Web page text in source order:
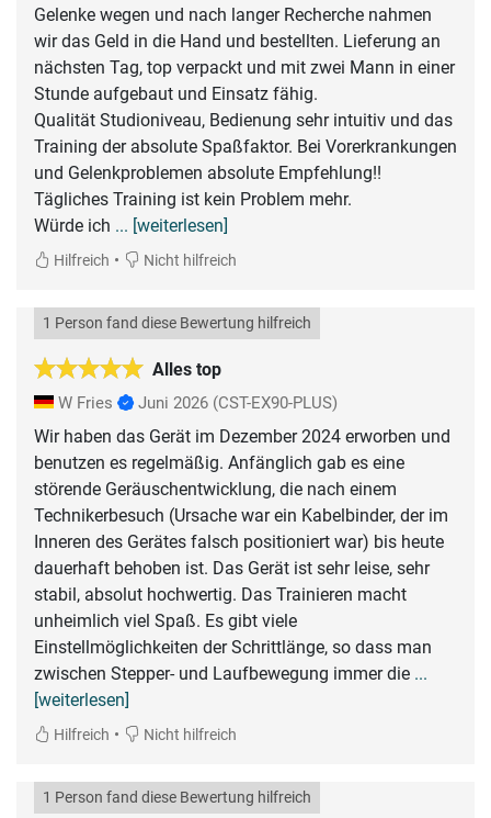
Gelenke wegen und nach langer Recherche nahmen
wir das Geld in die Hand und bestellten. Lieferung an
nächsten Tag, top verpackt und mit zwei Mann in einer
Stunde aufgebaut und Einsatz fähig.
Qualität Studioniveau, Bedienung sehr intuitiv und das
Training der absolute Spaßfaktor. Bei Vorerkrankungen
und Gelenkproblemen absolute Empfehlung!!
Tägliches Training ist kein Problem mehr.
Würde ich ... [weiterlesen]
Hilfreich • Nicht hilfreich
Alles top
1 Person fand diese Bewertung hilfreich
W Fries Juni 2026 (CST-EX90-PLUS)
Wir haben das Gerät im Dezember 2024 erworben und
benutzen es regelmäßig. Anfänglich gab es eine
störende Geräuschentwicklung, die nach einem
Technikerbesuch (Ursache war ein Kabelbinder, der im
Inneren des Gerätes falsch positioniert war) bis heute
dauerhaft behoben ist. Das Gerät ist sehr leise, sehr
stabil, absolut hochwertig. Das Trainieren macht
unheimlich viel Spaß. Es gibt viele
Einstellmöglichkeiten der Schrittlänge, so dass man
zwischen Stepper- und Laufbewegung immer die ...
[weiterlesen]
Hilfreich • Nicht hilfreich
1 Person fand diese Bewertung hilfreich